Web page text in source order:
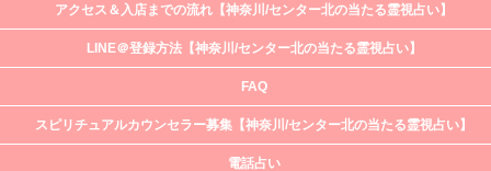
アクセス＆入店までの流れ【神奈川/センター北の当たる霊視占い】
LINE＠登録方法【神奈川/センター北の当たる霊視占い】
FAQ
スピリチュアルカウンセラー募集【神奈川/センター北の当たる霊視占い】
電話占い